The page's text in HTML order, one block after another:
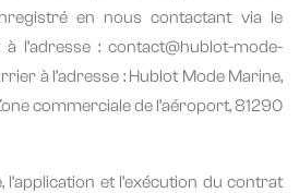
en nous contactant via le
l’adresse : contact@hublot-mode-
à l’adresse : Hublot Mode Marine,
commerciale de l’aéroport, 81290
et l’exécution du contrat